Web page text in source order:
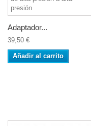
Adaptador...
39,50 €
Añadir al carrito